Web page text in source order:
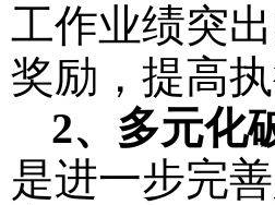
工作业绩突
奖励，提高
2、多元化
是进一步完